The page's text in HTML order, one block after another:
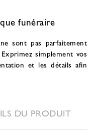
funéraire
sont pas parfaitement
simplement vos
et les détails afin
DU PRODUIT